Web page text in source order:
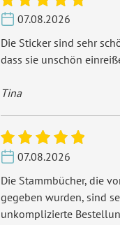
07.08.2026
Die Sticker sind sehr
dass sie unschön
Tina
07.08.2026
Die Stammbücher, die
gegeben wurden, sind
unkomplizierte